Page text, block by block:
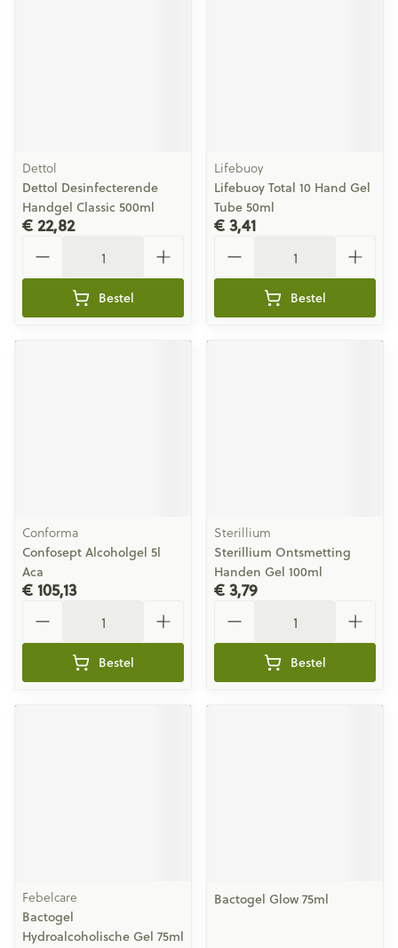
Dettol
Dettol Desinfecterende
Handgel Classic 500ml
€ 22,82
Bestel
Lifebuoy
Lifebuoy Total 10 Hand Gel
Tube 50ml
€ 3,41
Bestel
Conforma
Confosept Alcoholgel 5l
Aca
€ 105,13
Bestel
Sterillium
Sterillium Ontsmetting
Handen Gel 100ml
€ 3,79
Bestel
Febelcare
Bactogel
Hydroalcoholische Gel 75ml
Bactogel Glow 75ml